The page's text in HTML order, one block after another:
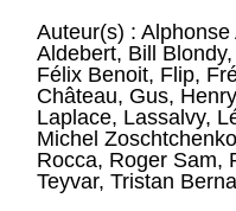
Auteur(s) : Alphonse
Aldebert, Bill Blondy,
Félix Benoit, Flip,
Château, Gus,
Laplace, Lassalvy,
Michel Zoschtchenko
Rocca, Roger Sam,
Teyvar, Tristan